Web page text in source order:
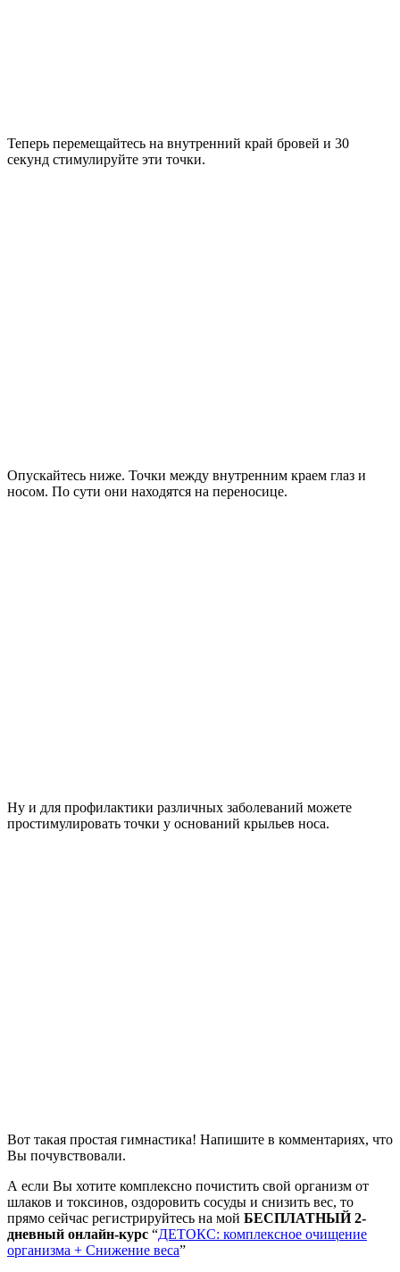
Теперь перемещайтесь на внутренний край бровей и 30
секунд стимулируйте эти точки.
Опускайтесь ниже. Точки между внутренним краем глаз и
носом. По сути они находятся на переносице.
Ну и для профилактики различных заболеваний можете
простимулировать точки у оснований крыльев носа.
Вот такая простая гимнастика! Напишите в комментариях, что
Вы почувствовали.
А если Вы хотите комплексно почистить свой организм от
шлаков и токсинов, оздоровить сосуды и снизить вес, то
прямо сейчас регистрируйтесь на мой БЕСПЛАТНЫЙ 2-
дневный онлайн-курс “ДЕТОКС: комплексное очищение
организма + Снижение веса”